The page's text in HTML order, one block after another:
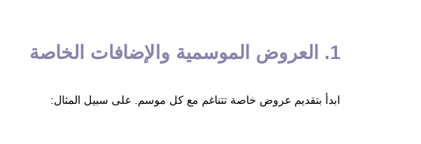
1. العروض الموسمية والإضافات الخاصة
ابدأ بتقديم عروض خاصة تتناغم مع كل موسم. على سبيل المثال: